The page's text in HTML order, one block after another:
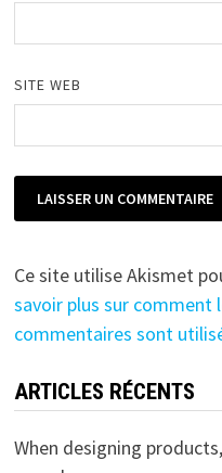
SITE WEB
Ce site utilise Akismet
savoir plus sur comment
commentaires sont
ARTICLES RÉCENTS
When designing